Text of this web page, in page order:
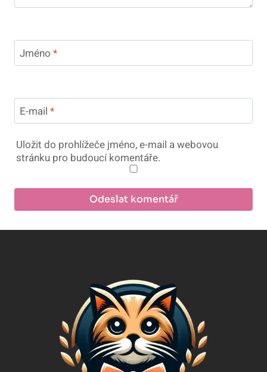
Jméno *
E-mail *
Uložit do prohlížeče jméno, e-mail a webovou
stránku pro budoucí komentáře.